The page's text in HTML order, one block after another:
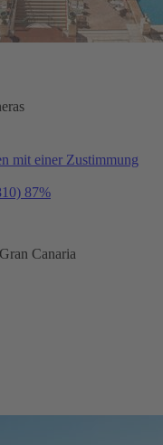
mit einer Zustimmung
87%
Canaria